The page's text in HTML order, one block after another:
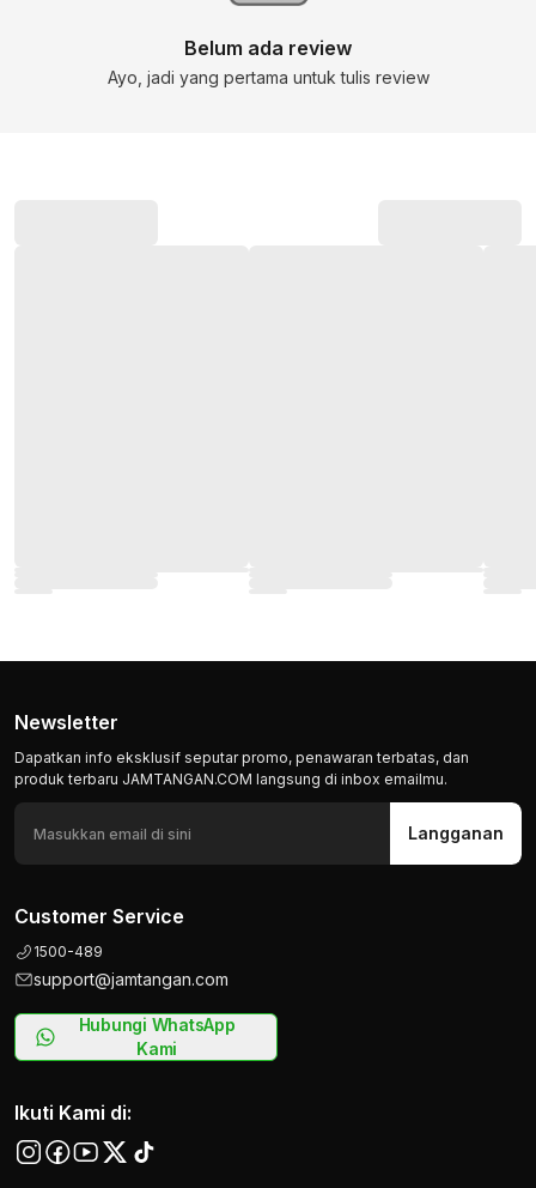
Newsletter
Dapatkan info eksklusif seputar promo, penawaran terbatas, dan
produk terbaru JAMTANGAN.COM langsung di inbox emailmu.
Langganan
Customer Service
1500-489
support@jamtangan.com
Hubungi WhatsApp
Kami
Ikuti Kami di:
Belum ada review
Ayo, jadi yang pertama untuk tulis review